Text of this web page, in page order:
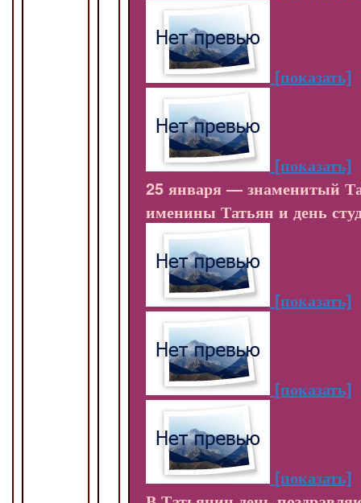
[показать]
[показать]
25 января — знаменитый
именины Татьян и день
[показать]
[показать]
[показать]